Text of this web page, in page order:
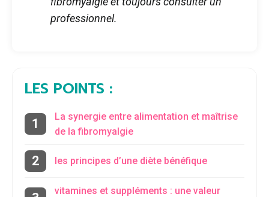
professionnel.
LES POINTS :
La synergie entre alimentation et maîtrise
de la fibromyalgie
les principes d’une diète bénéfique
vitamines et suppléments : une valeur